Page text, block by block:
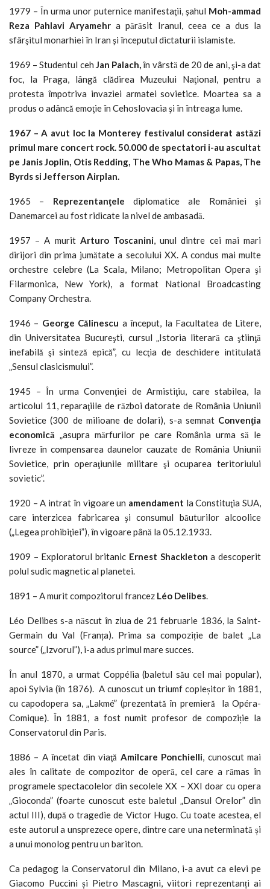
1979 – În urma unor puternice manifestaţii, şahul Moh-ammad
Reza Pahlavi Aryamehr a părăsit Iranul, ceea ce a dus la
sfârşitul monarhiei în Iran şi începutul dictaturii islamiste.
1969 – Studentul ceh Jan Palach,în vârstă de 20 de ani, şi-a dat
foc, la Praga, lângă clădirea Muzeului Naţional, pentru a
protesta împotriva invaziei armatei sovietice. Moartea sa a
produs o adâncă emoţie în Cehoslovacia şi în întreaga lume.
1967 – A avut loc la Monterey festivalul considerat astăzi
primul mare concert rock. 50.000 de spectatori i-au ascultat
pe Janis Joplin, Otis Redding, The Who Mamas & Papas, The
Byrds si Jefferson Airplan.
1965 – Reprezentanţelediplomatice ale României şi
Danemarcei au fost ridicate la nivel de ambasadă.
1957 – A murit Arturo Toscanini, unul dintre cei mai mari
dirijori din prima jumătate a secolului XX. A condus mai multe
orchestre celebre (La Scala, Milano; Metropolitan Opera şi
Filarmonica, New York), a format National Broadcasting
Company Orchestra.
1946 – George Călinescu a început, la Facultatea de Litere,
din Universitatea Bucureşti, cursul „Istoria literară ca ştiinţă
inefabilă şi sinteză epică”, cu lecţia de deschidere intitulată
„Sensul clasicismului”.
1945 – În urma Convenţiei de Armistiţiu, care stabilea, la
articolul 11, reparaţiile de război datorate de România Uniunii
Sovietice (300 de milioane de dolari), s-a semnat Convenţia
economică „asupra mărfurilor pe care România urma să le
livreze în compensarea daunelor cauzate de România Uniunii
Sovietice, prin operaţiunile militare şi ocuparea teritoriului
sovietic”.
1920 – A intrat în vigoare un amendament la Constituţia SUA,
care interzicea fabricarea şi consumul băuturilor alcoolice
(„Legea prohibiţiei”), în vigoare până la 05.12.1933.
1909 – Exploratorul britanic Ernest Shackleton a descoperit
polul sudic magnetic al planetei.
1891 – A murit compozitorul francez Léo Delibes.
Léo Delibes s-a născut în ziua de 21 februarie 1836, la Saint-
Germain du Val (Franța). Prima sa compoziție de balet „La
source” („Izvorul”), i-a adus primul mare succes.
În anul 1870, a urmat Coppélia (baletul său cel mai popular),
apoi Sylvia (în 1876). A cunoscut un triumf copleșitor în 1881,
cu capodopera sa, „Lakmé” (prezentată în premieră la Opéra-
Comique). În 1881, a fost numit profesor de compoziție la
Conservatorul din Paris.
1886 – A încetat din viaţă Amilcare Ponchielli, cunoscut mai
ales în calitate de compozitor de operă, cel care a rămas în
programele spectacolelor din secolele XX – XXI doar cu opera
„Gioconda” (foarte cunoscut este baletul „Dansul Orelor” din
actul III), după o tragedie de Victor Hugo. Cu toate acestea, el
este autorul a unsprezece opere, dintre care una neterminată și
a unui monolog pentru un bariton.
Ca pedagog la Conservatorul din Milano, i-a avut ca elevi pe
Giacomo Puccini și Pietro Mascagni, viitori reprezentanți ai